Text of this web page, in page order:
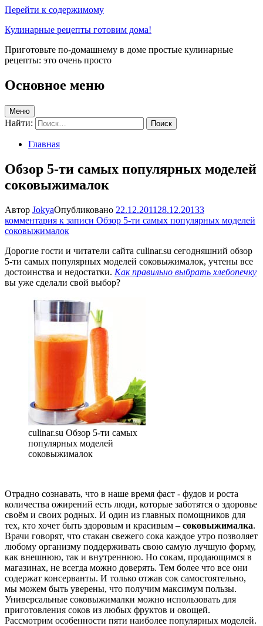
Перейти к содержимому
Кулинарные рецепты готовим дома!
Приготовьте по-домашнему в доме простые кулинарные
рецепты: это очень просто
Основное меню
Меню
Найти:
Главная
Обзор 5-ти самых популярных моделей
соковыжималок
Автор JokyaОпубликовано 22.12.2011 28.12.20133
комментария к записи Обзор 5-ти самых популярных моделей
соковыжималок
Дорогие гости и читатели сайта culinar.su сегодняшний обзор
5-ти самых популярных моделей соковыжималок, учтены все
достоинства и недостатки. Как правильно выбрать хлебопечку
вы уже сделали свой выбор?
culinar.su Обзор 5-ти самых
популярных моделей
соковыжималок
Отрадно сознавать, что в наше время фаст - фудов и роста
количества ожирений есть люди, которые заботятся о здоровье
своём и своих родных. И один из главных помощников для
тех, кто хочет быть здоровым и красивым – соковыжималка.
Врачи говорят, что стакан свежего сока каждое утро позволяет
любому организму поддерживать свою самую лучшую форму,
как внешнюю, так и внутреннюю. Но сокам, продающимся в
магазинах, не всегда можно доверять. Тем более что все они
содержат консерванты. И только отжав сок самостоятельно,
мы можем быть уверены, что получим максимум пользы.
Универсальные соковыжималки можно использовать для
приготовления соков из любых фруктов и овощей.
Рассмотрим особенности пяти наиболее популярных моделей.